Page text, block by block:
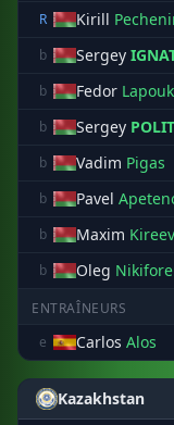
R
Kirill
b
Sergey
b Fedor
b Sergey
b Vadim Pigas
b Pavel
b Maxim Kireev
b Oleg
ENTRAÎNEURS
e
Carlos Alos
Kazakhstan